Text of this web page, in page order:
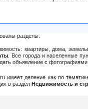
разделы:
квартиры, дома,
. Все города и населенные
объявление c
имеет деление как по
в раздел Недвижимость и